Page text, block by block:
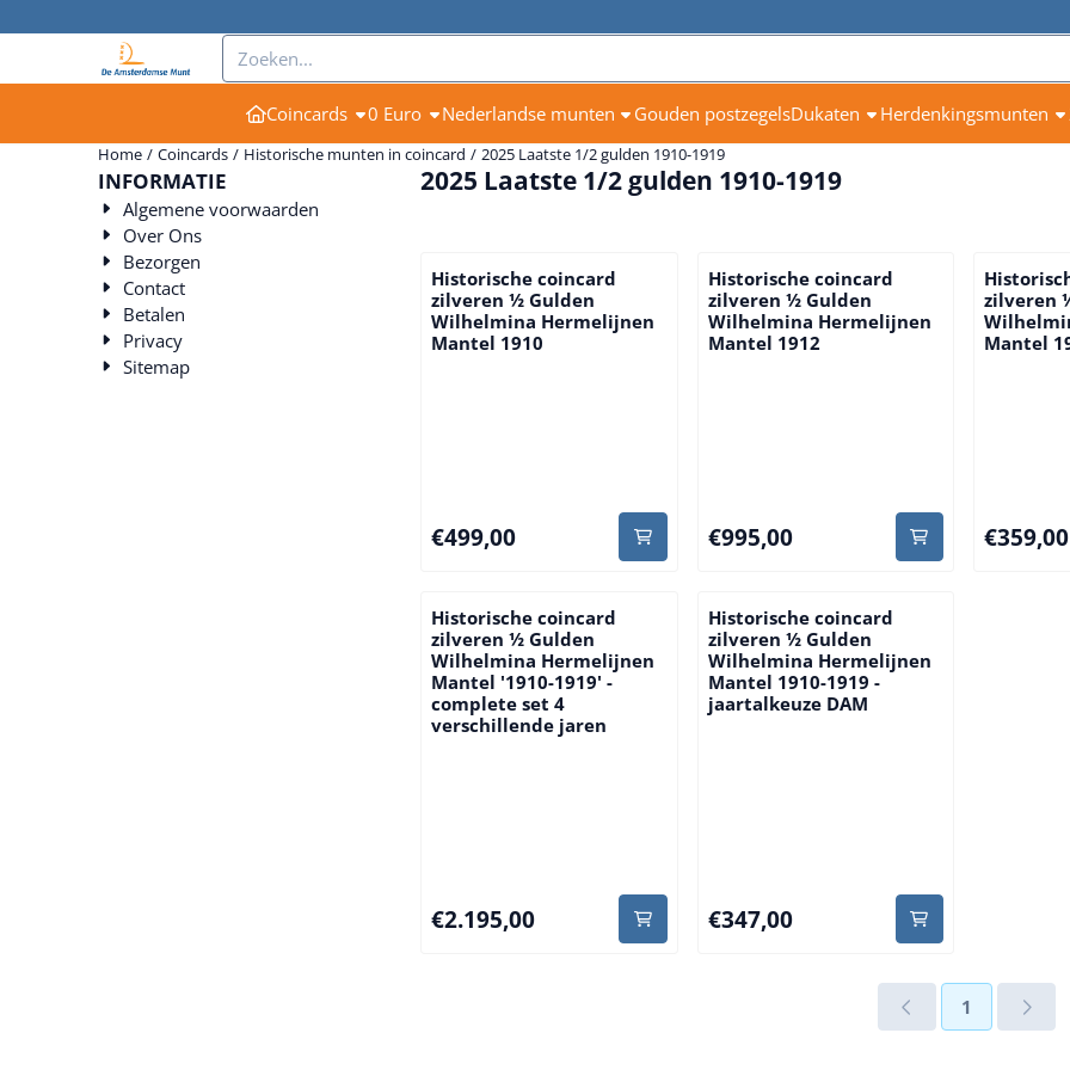
Zoeken
Coincards 0 Euro Nederlandse munten Gouden postzegelsDukaten Herdenkingsmunten
Home / Coincards / Historische munten in coincard / 2025 Laatste 1/2 gulden 1910-1919
INFORMATIE
Algemene voorwaarden
Over Ons
Bezorgen
Contact
Betalen
Privacy
Sitemap
2025 Laatste 1/2 gulden 1910-1919
Historische coincard
zilveren ½ Gulden
Wilhelmina Hermelijnen
Mantel 1910
Prijs: 499,00
€499,00
Historische coincard
zilveren ½ Gulden
Wilhelmina Hermelijnen
Mantel 1912
Prijs: 995,00
€995,00
zilveren
Mantel
Prijs:
€359,00
Historische coincard
zilveren ½ Gulden
Wilhelmina Hermelijnen
Mantel '1910-1919' -
complete set 4
verschillende jaren
Prijs: 2 195,00
€2.195,00
Historische coincard
zilveren ½ Gulden
Wilhelmina Hermelijnen
Mantel 1910-1919 -
jaartalkeuze DAM
Prijs: 347,00
€347,00
1